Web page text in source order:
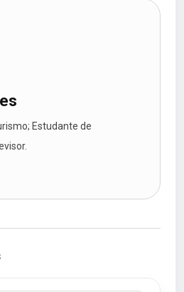
Estudante de